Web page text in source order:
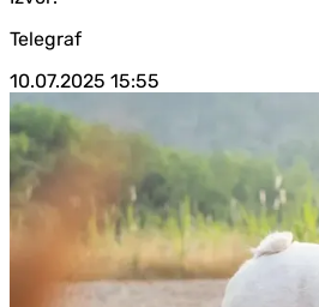
Telegraf
10.07.2025 15:55